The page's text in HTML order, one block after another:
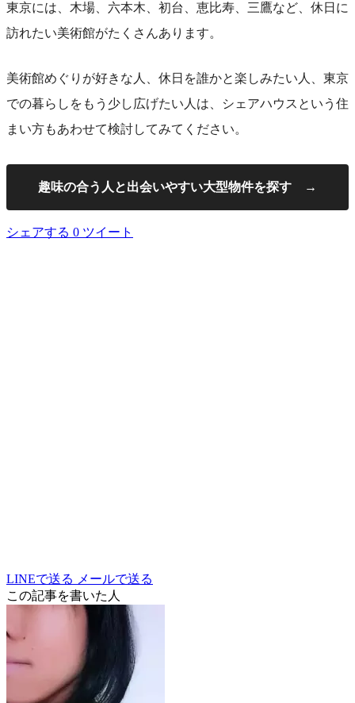
東京には、木場、六本木、初台、恵比寿、三鷹など、休日に
訪れたい美術館がたくさんあります。
美術館めぐりが好きな人、休日を誰かと楽しみたい人、東京
での暮らしをもう少し広げたい人は、シェアハウスという住
まい方もあわせて検討してみてください。
趣味の合う人と出会いやすい大型物件を探す →
シェアする 0 ツイート
LINEで送る メールで送る
この記事を書いた人